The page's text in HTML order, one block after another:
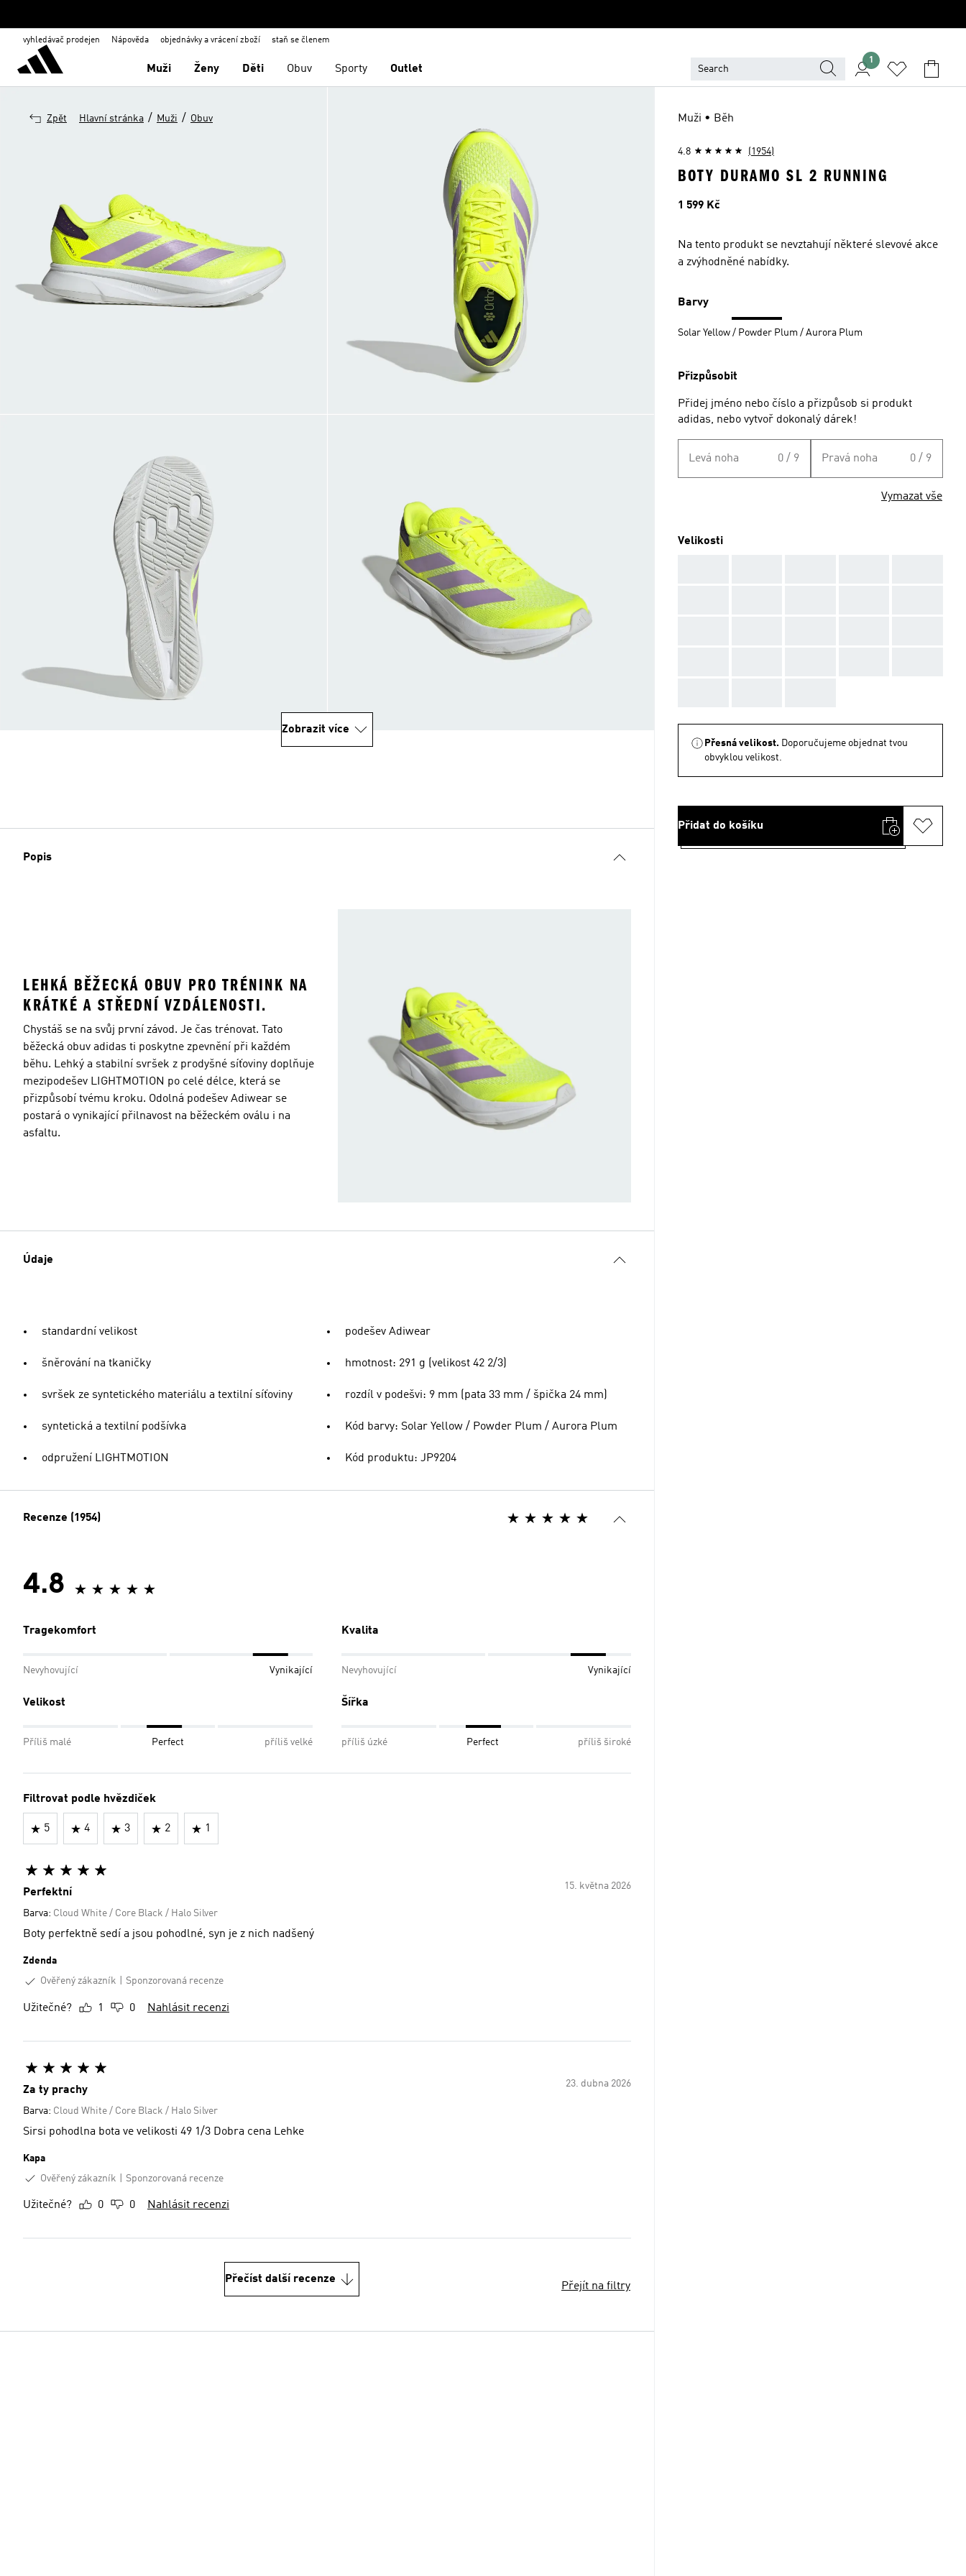
vyhledávač prodejen Nápověda objednávky a vrácení zboží staň se členem
Muži Ženy Děti Obuv Sporty Outlet
1
Zpět Hlavní stránka / Muži / Obuv
Zobrazit více
Popis
LEHKÁ BĚŽECKÁ OBUV PRO TRÉNINK NA
KRÁTKÉ A STŘEDNÍ VZDÁLENOSTI.
Chystáš se na svůj první závod. Je čas trénovat. Tato
běžecká obuv adidas ti poskytne zpevnění při každém
běhu. Lehký a stabilní svršek z prodyšné síťoviny doplňuje
mezipodešev LIGHTMOTION po celé délce, která se
přizpůsobí tvému kroku. Odolná podešev Adiwear se
postará o vynikající přilnavost na běžeckém oválu i na
asfaltu.
Údaje
standardní velikost
šněrování na tkaničky
svršek ze syntetického materiálu a textilní síťoviny
syntetická a textilní podšívka
odpružení LIGHTMOTION
podešev Adiwear
hmotnost: 291 g (velikost 42 2/3)
rozdíl v podešvi: 9 mm (pata 33 mm / špička 24 mm)
Kód barvy: Solar Yellow / Powder Plum / Aurora Plum
Kód produktu: JP9204
Recenze (1954)
4.8
Tragekomfort
Nevyhovující Vynikající
Kvalita
Nevyhovující Vynikající
Velikost
Příliš malé Perfect příliš velké
Šířka
příliš úzké Perfect příliš široké
Filtrovat podle hvězdiček
5 4 3 2 1
15. května 2026
Perfektní
Barva: Cloud White / Core Black / Halo Silver
Boty perfektně sedí a jsou pohodlné, syn je z nich nadšený
Zdenda
Ověřený zákazník
Sponzorovaná recenze
Užitečné? 1 0 Nahlásit recenzi
23. dubna 2026
Za ty prachy
Barva: Cloud White / Core Black / Halo Silver
Sirsi pohodlna bota ve velikosti 49 1/3 Dobra cena Lehke
Kapa
Ověřený zákazník
Sponzorovaná recenze
Užitečné? 0 0 Nahlásit recenzi
Přečíst další recenze
Přejít na filtry
Muži • Běh
4.8 (1954)
BOTY DURAMO SL 2 RUNNING
Cena
1 599 Kč
Na tento produkt se nevztahují některé slevové akce
a zvýhodněné nabídky.
Barvy
Solar Yellow / Powder Plum / Aurora Plum
Přizpůsobit
Přidej jméno nebo číslo a přizpůsob si produkt
adidas, nebo vytvoř dokonalý dárek!
Levá noha 0 / 9 Pravá noha 0 / 9
Vymazat vše
Velikosti
Přesná velikost. Doporučujeme objednat tvou
obvyklou velikost.
Přidat do košíku